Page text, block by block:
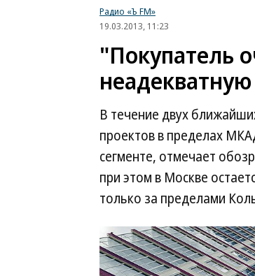
Радио «Ъ FM»
19.03.2013, 11:23
"Покупатель
В течение двух
проектов в пределах
сегменте, отмечает
при этом в Москве
только за пределами